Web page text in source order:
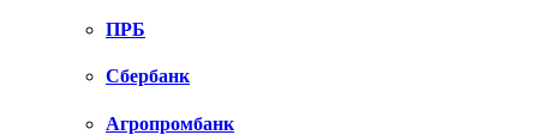
ПРБ
Сбербанк
Агропромбанк